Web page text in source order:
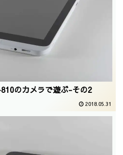
のカメラで遊ぶ-その2
2018.05.31